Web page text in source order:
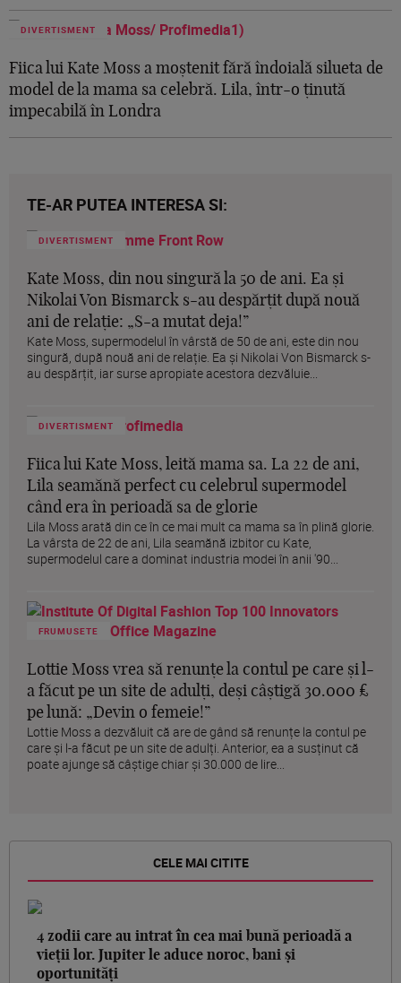
DIVERTISMENT
Fiica lui Kate Moss a moștenit fără îndoială silueta de
model de la mama sa celebră. Lila, într-o ținută
impecabilă în Londra
TE-AR PUTEA INTERESA SI:
DIVERTISMENT
Kate Moss, din nou singură la 50 de ani. Ea și
Nikolai Von Bismarck s-au despărțit după nouă
ani de relație: „S-a mutat deja!”
Kate Moss, supermodelul în vârstă de 50 de ani, este din nou
singură, după nouă ani de relație. Ea și Nikolai Von Bismarck s-
au despărțit, iar surse apropiate acestora dezvăluie...
DIVERTISMENT
Fiica lui Kate Moss, leită mama sa. La 22 de ani,
Lila seamănă perfect cu celebrul supermodel
când era în perioadă sa de glorie
Lila Moss arată din ce în ce mai mult ca mama sa în plină glorie.
La vârsta de 22 de ani, Lila seamănă izbitor cu Kate,
supermodelul care a dominat industria modei în anii '90...
FRUMUSETE
Lottie Moss vrea să renunțe la contul pe care și l-
a făcut pe un site de adulți, deși câștigă 30.000 £
pe lună: „Devin o femeie!”
Lottie Moss a dezvăluit că are de gând să renunțe la contul pe
care și l-a făcut pe un site de adulți. Anterior, ea a susținut că
poate ajunge să câștige chiar și 30.000 de lire...
CELE MAI CITITE
4 zodii care au intrat în cea mai bună perioadă a
vieții lor. Jupiter le aduce noroc, bani și
oportunități